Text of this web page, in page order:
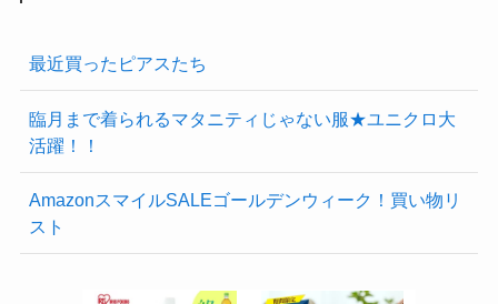
最近買ったピアスたち
臨月まで着られるマタニティじゃない服★ユニクロ大
活躍！！
AmazonスマイルSALEゴールデンウィーク！買い物リ
スト